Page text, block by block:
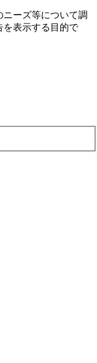
ーズ等について調
を表⽰する⽬的で